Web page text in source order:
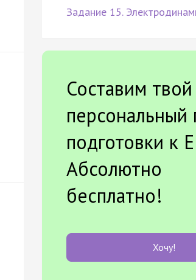
Задание 15.
Составим твой
персональный
подготовки к
Абсолютно
бесплатно!
Хочу!